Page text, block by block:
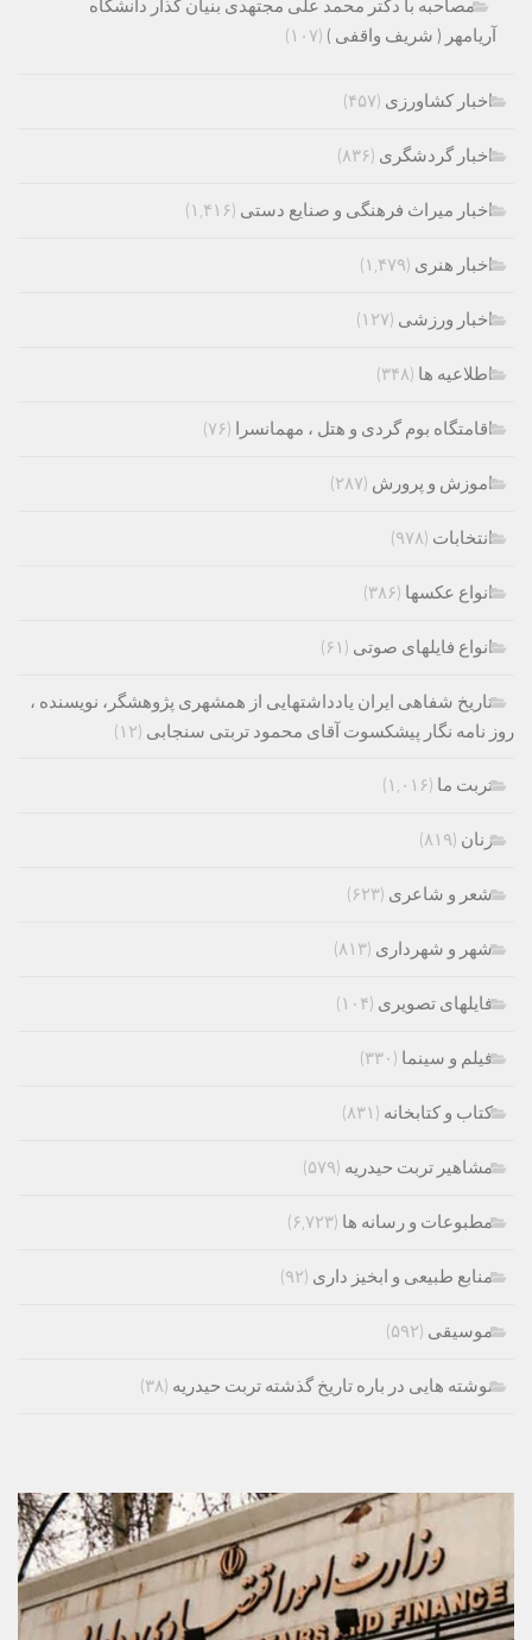
مصاحبه با دکتر محمد علی مجتهدی بنیان گذار دانشگاه
آریامهر ( شریف واقفی ) (۱۰۷)
اخبار کشاورزی (۴۵۷)
اخبار گردشگری (۸۳۶)
اخبار میراث فرهنگی و صنایع دستی (۱,۴۱۶)
اخبار هنری (۱,۴۷۹)
اخبار ورزشی (۱۲۷)
اطلاعیه ها (۳۴۸)
اقامتگاه بوم گردی و هتل ، مهمانسرا (۷۶)
اموزش و پرورش (۲۸۷)
انتخابات (۹۷۸)
انواع عکسها (۳۸۶)
انواع فایلهای صوتی (۶۱)
تاریخ شفاهی ایران یادداشتهایی از همشهری پژوهشگر، نویسنده ،
روز نامه نگار پیشکسوت آقای محمود تربتی سنجابی (۱۲)
تربت ما (۱,۰۱۶)
زنان (۸۱۹)
شعر و شاعری (۶۲۳)
شهر و شهرداری (۸۱۳)
فایلهای تصویری (۱۰۴)
فیلم و سینما (۳۳۰)
کتاب و کتابخانه (۸۳۱)
مشاهیر تربت حیدریه (۵۷۹)
مطبوعات و رسانه ها (۶,۷۲۳)
منابع طبیعی و ابخیز داری (۹۲)
موسیقی (۵۹۲)
نوشته هایی در باره تاریخ گذشته تربت حیدریه (۳۸)